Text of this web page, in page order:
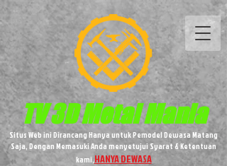
TV 3DMetalMania
Situs Web ini Dirancang Hanya untuk Pemodel Dewasa Matang
Saja, Dengan Memasuki Anda menyetujui Syarat & Ketentuan
kami,HANYA DEWASA